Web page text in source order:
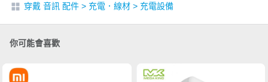
穿戴 音訊 配件 > 充電．線材 > 充電設備
你可能會喜歡